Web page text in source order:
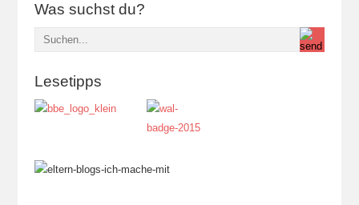
Was suchst du?
Lesetipps